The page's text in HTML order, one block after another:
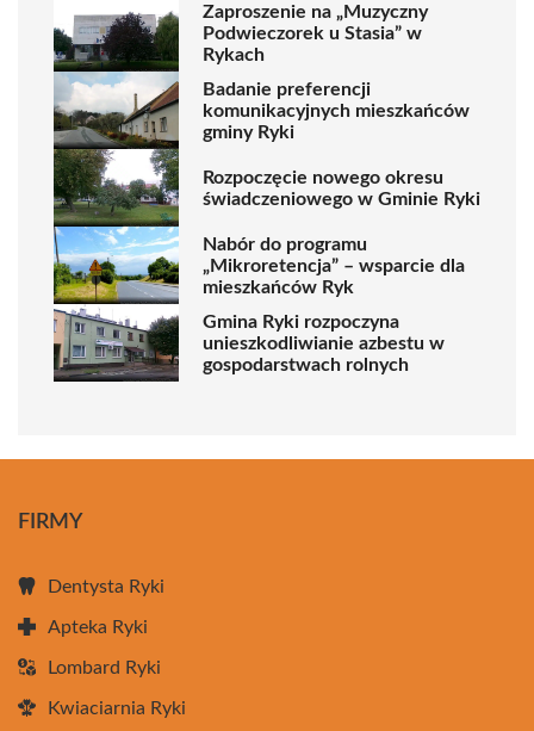
Zaproszenie na „Muzyczny
Podwieczorek u Stasia” w
Rykach
Badanie preferencji
komunikacyjnych mieszkańców
gminy Ryki
Rozpoczęcie nowego okresu
świadczeniowego w Gminie Ryki
Nabór do programu
„Mikroretencja” – wsparcie dla
mieszkańców Ryk
Gmina Ryki rozpoczyna
unieszkodliwianie azbestu w
gospodarstwach rolnych
FIRMY
Dentysta Ryki
Apteka Ryki
Lombard Ryki
Kwiaciarnia Ryki